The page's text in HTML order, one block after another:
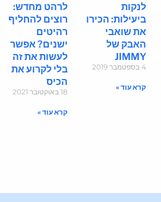
לנקות
ביעילות: הכירו
את שואבי
האבק של
JIMMY
4 בספטמבר 2019
קרא עוד »
לרהט מחדש:
רוצים להחליף
רהיטים
ישנים? אפשר
לעשות את זה
בלי לקרוע את
הכיס
18 באוקטובר 2021
קרא עוד »